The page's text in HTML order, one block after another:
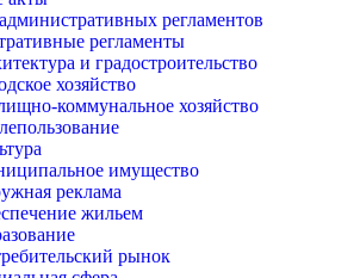
регламентов
регламенты
и градостроительство
хозяйство
коммунальное хозяйство
имущество
реклама
жильем
рынок